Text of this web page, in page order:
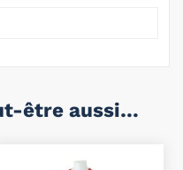
être aussi…